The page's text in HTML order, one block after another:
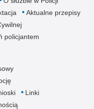
Aktualne przepisy
policjantem
Linki